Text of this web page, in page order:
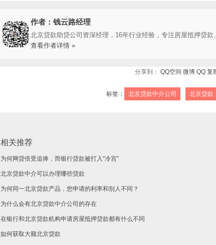
作者：钱云路经理
北京贷款助贷公司资深经理，16年行业经验，专注房屋抵押贷款
查看作者详情 »
分享到： QQ空间 微博 QQ 复
标签： 北京贷款中介公司 北京贷款
相关推荐
为何网贷倍受追捧，而银行贷款被打入“冷宫”
北京贷款中介可以办理哪些贷款
为何同一北京贷款产品，您申请的利率和别人不同？
为什么会有北京贷款中介公司的存在
在银行和北京贷款机构申请房屋抵押贷款都有什么不同
如何获取大额北京贷款